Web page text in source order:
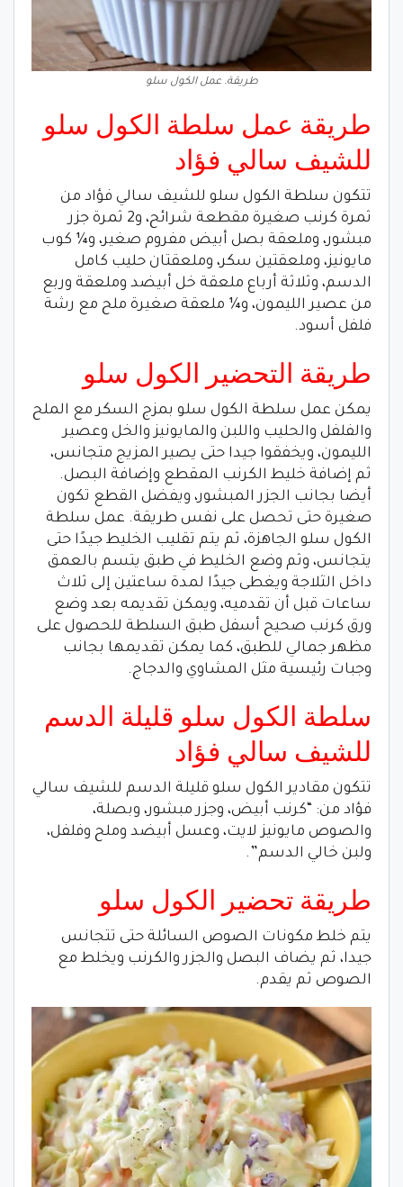
طريقة. عمل الكول سلو
طريقة عمل سلطة الكول سلو
للشيف سالي فؤاد
تتكون سلطة الكول سلو للشيف سالي فؤاد من
ثمرة كرنب صغيرة مقطعة شرائح، و2 ثمرة جزر
مبشور، وملعقة بصل أبيض مفروم صغير، و¼ كوب
مايونيز، وملعقتين سكر، وملعقتان حليب كامل
الدسم، وثلاثة أرباع ملعقة خل أبيضد وملعقة وربع
من عصير الليمون، و¼ ملعقة صغيرة ملح مع رشة
فلفل أسود.
طريقة التحضير الكول سلو
يمكن عمل سلطة الكول سلو بمزج السكر مع الملح
والفلفل والحليب واللبن والمايونيز والخل وعصير
الليمون، ويخفقوا جيدا حتى يصير المزيج متجانس،
ثم إضافة خليط الكرنب المقطع وإضافة البصل.
أيضا بجانب الجزر المبشور، ويفضل القطع تكون
صغيرة حتى تحصل على نفس طريقة. عمل سلطة
الكول سلو الجاهزة، ثم يتم تقليب الخليط جيدًا حتى
يتجانس، وثم وضع الخليط في طبق يتسم بالعمق
داخل الثلاجة ويغطى جيدًا لمدة ساعتين إلى ثلاث
ساعات قبل أن تقدميه، ويمكن تقديمه بعد وضع
ورق كرنب صحيح أسفل طبق السلطة للحصول على
مظهر جمالي للطبق، كما يمكن تقديمها بجانب
وجبات رئيسية مثل المشاوي والدجاج.
سلطة الكول سلو قليلة الدسم
للشيف سالي فؤاد
تتكون مقادير الكول سلو قليلة الدسم للشيف سالي
فؤاد من: “كرنب أبيض، وجزر مبشور، وبصلة،
والصوص مايونيز لايت، وعسل أبيضد وملح وفلفل،
ولبن خالي الدسم”.
طريقة تحضير الكول سلو
يتم خلط مكونات الصوص السائلة حتى تتجانس
جيدا، ثم يضاف البصل والجزر والكرنب ويخلط مع
الصوص ثم يقدم.